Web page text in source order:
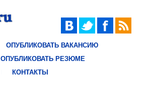
ОПУБЛИКОВАТЬ ВАКАНСИЮ
ОПУБЛИКОВАТЬ РЕЗЮМЕ
КОНТАКТЫ